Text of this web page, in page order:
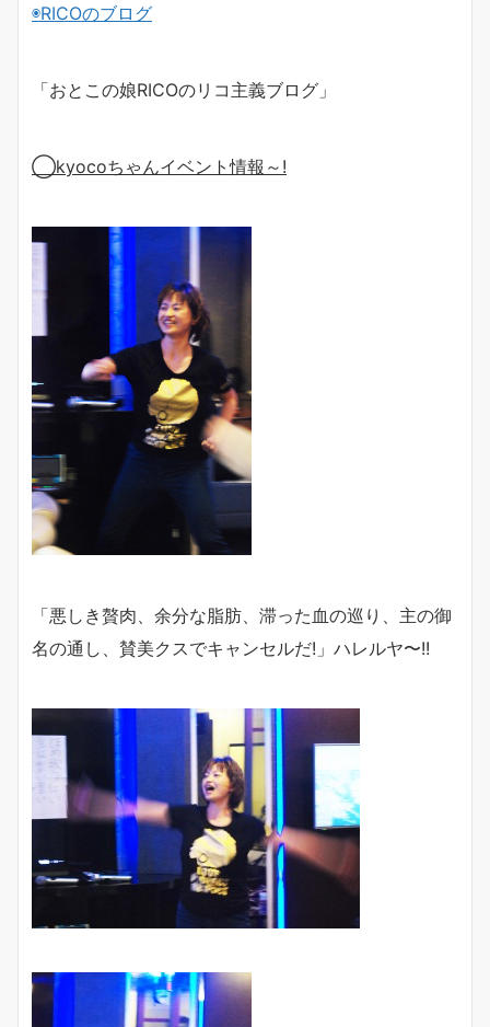
◉RICOのブログ
「おとこの娘RICOのリコ主義ブログ」
◯kyocoちゃんイベント情報～ !
「悪しき贅肉、余分な脂肪、滞った血の巡り、主の御
名の通し、賛美クスでキャンセルだ!」ハレルヤ〜!!